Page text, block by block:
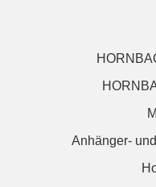
Anhänger-